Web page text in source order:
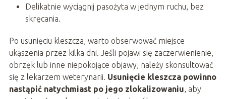
Delikatnie wyciągnij pasożyta w jednym ruchu, bez
skręcania.
Po usunięciu kleszcza, warto obserwować miejsce
ukąszenia przez kilka dni. Jeśli pojawi się zaczerwienienie,
obrzęk lub inne niepokojące objawy, należy skonsultować
się z lekarzem weterynarii. Usunięcie kleszcza powinno
nastąpić natychmiast po jego zlokalizowaniu, aby